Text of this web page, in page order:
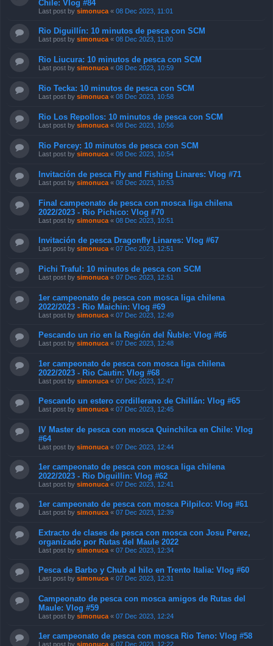
Chile: Vlog #84
Last post by simonuca « 08 Dec 2023, 11:01
Rio Diguillín: 10 minutos de pesca con SCM
Last post by simonuca « 08 Dec 2023, 11:00
Rio Liucura: 10 minutos de pesca con SCM
Last post by simonuca « 08 Dec 2023, 10:59
Rio Tecka: 10 minutos de pesca con SCM
Last post by simonuca « 08 Dec 2023, 10:58
Rio Los Repollos: 10 minutos de pesca con SCM
Last post by simonuca « 08 Dec 2023, 10:56
Rio Percey: 10 minutos de pesca con SCM
Last post by simonuca « 08 Dec 2023, 10:54
Invitación de pesca Fly and Fishing Linares: Vlog #71
Last post by simonuca « 08 Dec 2023, 10:53
Final campeonato de pesca con mosca liga chilena
2022/2023 - Rio Pichico: Vlog #70
Last post by simonuca « 08 Dec 2023, 10:51
Invitación de pesca Dragonfly Linares: Vlog #67
Last post by simonuca « 07 Dec 2023, 12:51
Pichi Traful: 10 minutos de pesca con SCM
Last post by simonuca « 07 Dec 2023, 12:51
1er campeonato de pesca con mosca liga chilena
2022/2023 - Rio Maichin: Vlog #69
Last post by simonuca « 07 Dec 2023, 12:49
Pescando un rio en la Región del Ñuble: Vlog #66
Last post by simonuca « 07 Dec 2023, 12:48
1er campeonato de pesca con mosca liga chilena
2022/2023 - Rio Cautin: Vlog #68
Last post by simonuca « 07 Dec 2023, 12:47
Pescando un estero cordillerano de Chillán: Vlog #65
Last post by simonuca « 07 Dec 2023, 12:45
IV Master de pesca con mosca Quinchilca en Chile: Vlog
#64
Last post by simonuca « 07 Dec 2023, 12:44
1er campeonato de pesca con mosca liga chilena
2022/2023 - Rio Diguillin: Vlog #62
Last post by simonuca « 07 Dec 2023, 12:41
1er campeonato de pesca con mosca Pilpilco: Vlog #61
Last post by simonuca « 07 Dec 2023, 12:39
Extracto de clases de pesca con mosca con Josu Perez,
organizado por Rutas del Maule 2022
Last post by simonuca « 07 Dec 2023, 12:34
Pesca de Barbo y Chub al hilo en Trento Italia: Vlog #60
Last post by simonuca « 07 Dec 2023, 12:31
Campeonato de pesca con mosca amigos de Rutas del
Maule: Vlog #59
Last post by simonuca « 07 Dec 2023, 12:24
1er campeonato de pesca con mosca Rio Teno: Vlog #58
Last post by simonuca « 07 Dec 2023, 12:22